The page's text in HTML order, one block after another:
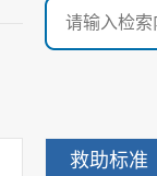
救助标准